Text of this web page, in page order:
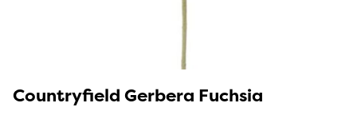
Countryfield Gerbera Fuchsia